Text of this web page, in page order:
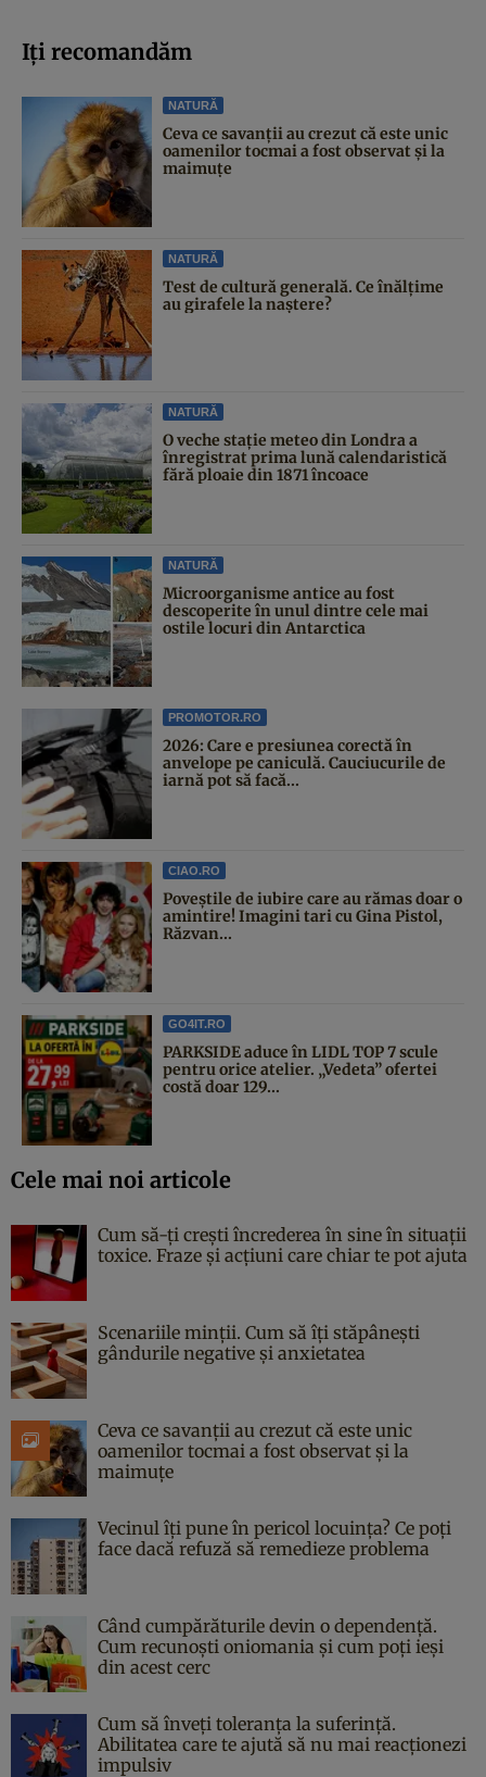
Iți recomandăm
NATURĂ
Ceva ce savanții au crezut că este unic
oamenilor tocmai a fost observat și la
maimuțe
NATURĂ
Test de cultură generală. Ce înălțime
au girafele la naștere?
NATURĂ
O veche stație meteo din Londra a
înregistrat prima lună calendaristică
fără ploaie din 1871 încoace
NATURĂ
Microorganisme antice au fost
descoperite în unul dintre cele mai
ostile locuri din Antarctica
PROMOTOR.RO
2026: Care e presiunea corectă în
anvelope pe caniculă. Cauciucurile de
iarnă pot să facă...
CIAO.RO
Poveştile de iubire care au rămas doar o
amintire! Imagini tari cu Gina Pistol,
Răzvan...
GO4IT.RO
PARKSIDE aduce în LIDL TOP 7 scule
pentru orice atelier. „Vedeta” ofertei
costă doar 129...
Cele mai noi articole
Cum să-ți crești încrederea în sine în situații
toxice. Fraze și acțiuni care chiar te pot ajuta
Scenariile minții. Cum să îți stăpânești
gândurile negative și anxietatea
Ceva ce savanții au crezut că este unic
oamenilor tocmai a fost observat și la
maimuțe
Vecinul îți pune în pericol locuința? Ce poți
face dacă refuză să remedieze problema
Când cumpărăturile devin o dependență.
Cum recunoști oniomania și cum poți ieși
din acest cerc
Cum să înveți toleranța la suferință.
Abilitatea care te ajută să nu mai reacționezi
impulsiv